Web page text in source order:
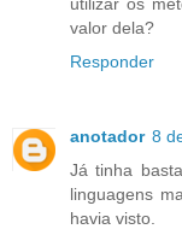
valor dela?
Responder
anotador 8
Já tinha
linguagens
havia visto.